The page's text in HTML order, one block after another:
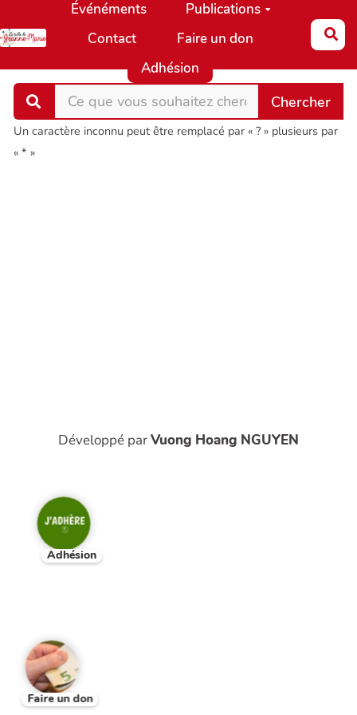
Aller au contenu principal
Événéments
Publications
Contact
Faire un don
Adhésion
Un caractère inconnu peut être remplacé par « ? » plusieurs par
« * »
Développé parVuong Hoang NGUYEN
Adhésion
Faire un don